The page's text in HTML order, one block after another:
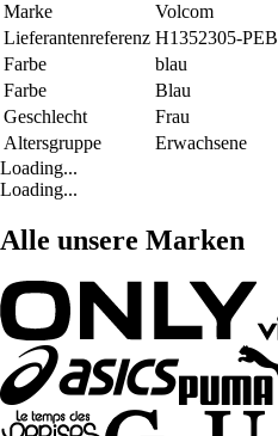
Marke
Volcom
Lieferantenreferenz H1352305-PEB
Farbe
blau
Farbe
Blau
Geschlecht
Frau
Altersgruppe
Erwachsene
Loading...
Loading...
Alle unsere Marken